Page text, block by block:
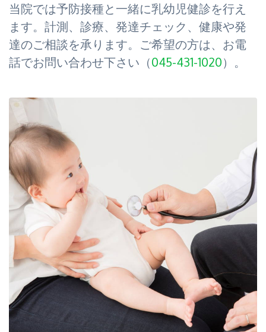
当院では予防接種と一緒に乳幼児健診を行え
ます。計測、診療、発達チェック、健康や発
達のご相談を承ります。ご希望の方は、お電
話でお問い合わせ下さい（045-431-1020）。